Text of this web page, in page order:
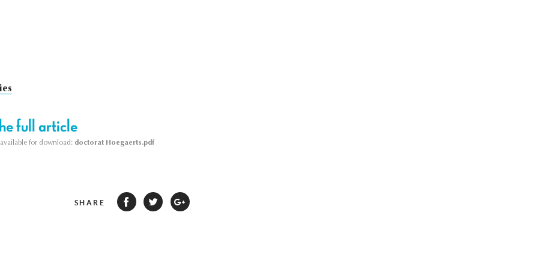
full article
for download: doctorat Hoegaerts.pdf
SHARE